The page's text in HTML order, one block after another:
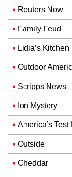
Reuters Now
Family Feud
Lidia’s Kitchen
Outdoor
Scripps News
Ion Mystery
America’s Test
Outside
Cheddar